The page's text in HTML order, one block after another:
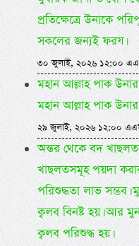
প্রতিক্ষেত্রে উনাকে
সকলের জন্যই ফরয।
৩০ জুলাই, ২০২৬ ১২:০০
মহান আল্লাহ পাক
মহান আল্লাহ পাক
২৯ জুলাই, ২০২৬ ১২:০০
অন্তর থেকে বদ
খাছলতসমূহ পয়দা করার
পরিশুদ্ধতা লাভ
ক্বলব বিনষ্ট হয়। আর
ক্বলব পরিশুদ্ধ হয়।